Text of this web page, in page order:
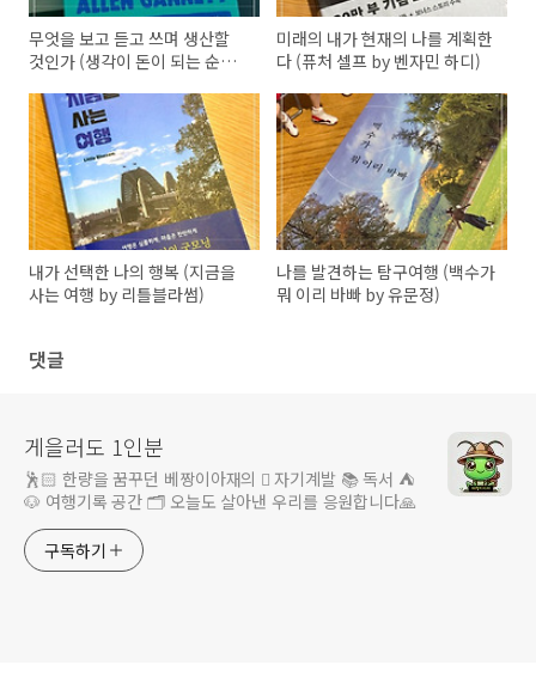
무엇을 보고 듣고 쓰며 생산할
것인가 (생각이 돈이 되는 순간
미래의 내가 현재의 나를 계획한
다 (퓨처 셀프 by 벤자민 하디)
내가 선택한 나의 행복 (지금을
사는 여행 by 리틀블라썸)
나를 발견하는 탐구여행 (백수가
뭐 이리 바빠 by 유문정)
댓글
게을러도 1인분
🕺🏻 한량을 꿈꾸던 베짱이아재의 🪏 자기계발 📚 독서 ⛺️
🐶 여행기록 공간 🗂️ 오늘도 살아낸 우리를 응원합니다🙏
구독하기